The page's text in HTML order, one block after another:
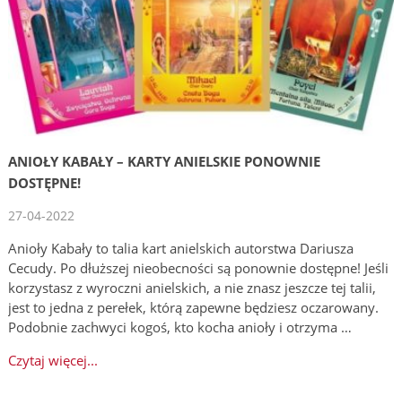
ANIOŁY KABAŁY – KARTY ANIELSKIE PONOWNIE
DOSTĘPNE!
27-04-2022
Anioły Kabały to talia kart anielskich autorstwa Dariusza
Cecudy. Po dłuższej nieobecności są ponownie dostępne! Jeśli
korzystasz z wyroczni anielskich, a nie znasz jeszcze tej talii,
jest to jedna z perełek, którą zapewne będziesz oczarowany.
Podobnie zachwyci kogoś, kto kocha anioły i otrzyma …
Czytaj więcej...